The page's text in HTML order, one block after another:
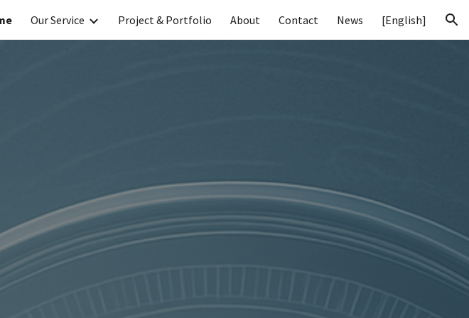
Skip to navigation
Our Service Project & Portfolio About Contact News [English]